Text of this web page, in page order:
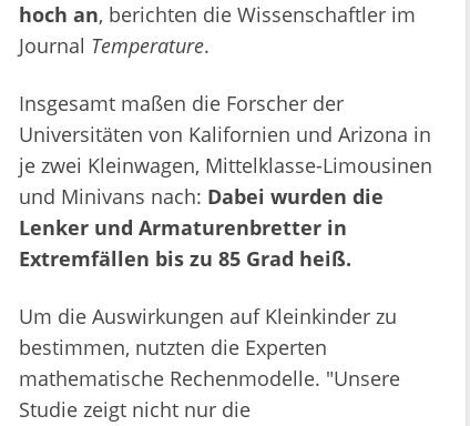
hoch an, berichten die Wissenschaftler im
Journal Temperature.
Insgesamt maßen die Forscher der
Universitäten von Kalifornien und Arizona in
je zwei Kleinwagen, Mittelklasse-Limousinen
und Minivans nach: Dabei wurden die
Lenker und Armaturenbretter in
Extremfällen bis zu 85 Grad heiß.
Um die Auswirkungen auf Kleinkinder zu
bestimmen, nutzten die Experten
mathematische Rechenmodelle. "Unsere
Studie zeigt nicht nur die